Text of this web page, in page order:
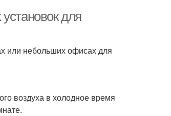
для
или небольших офисах для
воздуха в холодное время